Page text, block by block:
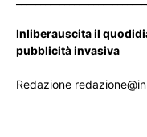
Inliberauscita il
pubblicità invasiva
Redazione